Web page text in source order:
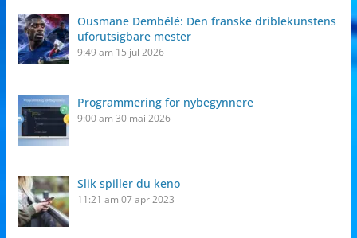
Ousmane Dembélé: Den franske driblekunstens
uforutsigbare mester
9:49 am 15 jul 2026
Programmering for nybegynnere
9:00 am 30 mai 2026
Slik spiller du keno
11:21 am 07 apr 2023